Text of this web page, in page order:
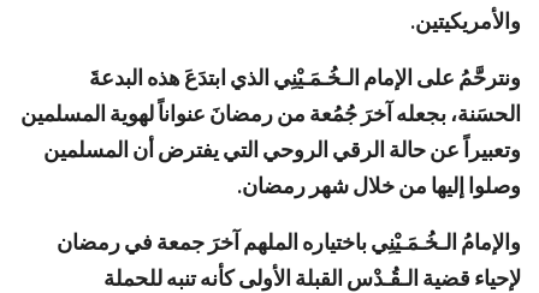
والأمريكيتين.
ونترحَّمُ على الإمام الـخُـمَـيْنِي الذي ابتدَعَ هذه البدعةَ
الحسَنة، بجعله آخرَ جُمُعة من رمضانَ عنواناً لهوية المسلمين
وتعبيراً عن حالة الرقي الروحي التي يفترض أن المسلمين
وصلوا إليها من خلال شهر رمضان.
والإمامُ الـخُـمَـيْنِي باختياره الملهم آخرَ جمعة في رمضان
لإحياء قضية الـقُـدْس القبلة الأولى كأنه تنبه للحملة